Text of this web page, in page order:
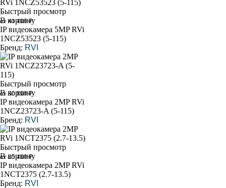
Быстрый просмотр
В корзину
от 41 400 ₽
IP видеокамера 5MP RVi
1NCZ53523 (5-115)
Бренд: RVI
Быстрый просмотр
В корзину
от 30 800 ₽
IP видеокамера 2MP RVi
1NCZ23723-A (5-115)
Бренд: RVI
Быстрый просмотр
В корзину
от 25 400 ₽
IP видеокамера 2MP RVi
1NCT2375 (2.7-13.5)
Бренд: RVI